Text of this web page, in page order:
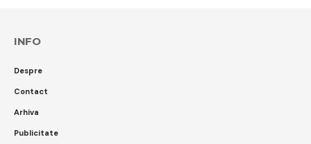
INFO
Despre
Contact
Arhiva
Publicitate